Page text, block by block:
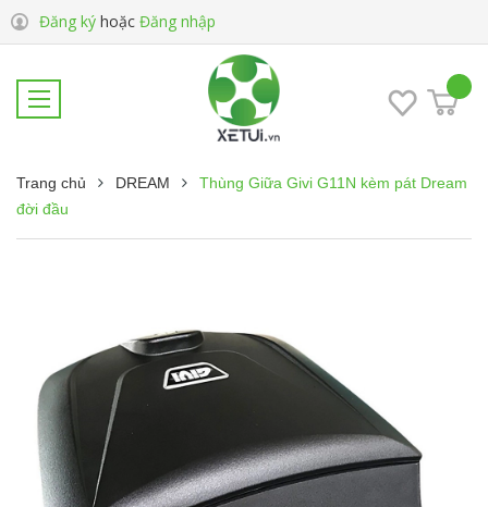
Đăng ký hoặc Đăng nhập
Trang chủ DREAM
Thùng Giữa Givi G11N kèm pát Dream
đời đầu